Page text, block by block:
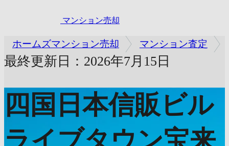
マンション売却
ホームズマンション売却 マンション査定
最終更新日：2026年7月15日
四国日本信販ビル